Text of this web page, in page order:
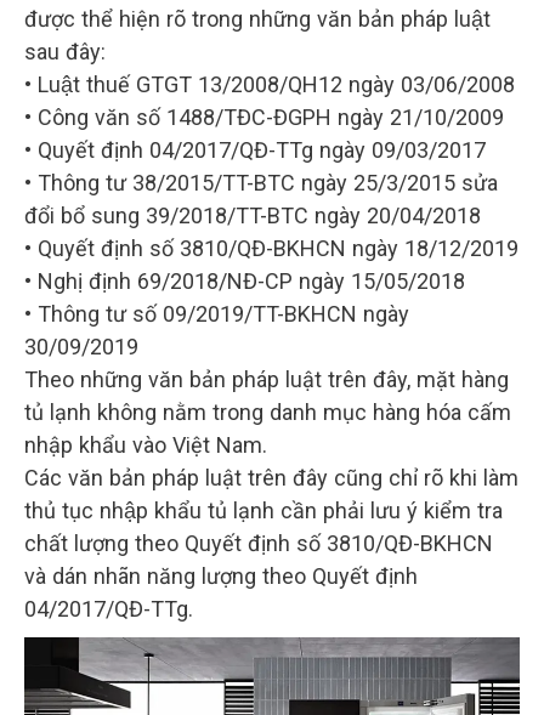
được thể hiện rõ trong những văn bản pháp luật
sau đây:
• Luật thuế GTGT 13/2008/QH12 ngày 03/06/2008
• Công văn số 1488/TĐC-ĐGPH ngày 21/10/2009
• Quyết định 04/2017/QĐ-TTg ngày 09/03/2017
• Thông tư 38/2015/TT-BTC ngày 25/3/2015 sửa
đổi bổ sung 39/2018/TT-BTC ngày 20/04/2018
• Quyết định số 3810/QĐ-BKHCN ngày 18/12/2019
• Nghị định 69/2018/NĐ-CP ngày 15/05/2018
• Thông tư số 09/2019/TT-BKHCN ngày
30/09/2019
Theo những văn bản pháp luật trên đây, mặt hàng
tủ lạnh không nằm trong danh mục hàng hóa cấm
nhập khẩu vào Việt Nam.
Các văn bản pháp luật trên đây cũng chỉ rõ khi làm
thủ tục nhập khẩu tủ lạnh cần phải lưu ý kiểm tra
chất lượng theo Quyết định số 3810/QĐ-BKHCN
và dán nhãn năng lượng theo Quyết định
04/2017/QĐ-TTg.